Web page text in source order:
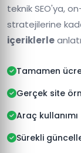
teknik SEO'ya,
stratejilerine
içeriklerle
Tamamen
Gerçek site
Araç
Sürekli